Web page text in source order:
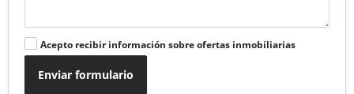
Acepto recibir información sobre ofertas inmobiliarias
Enviar formulario